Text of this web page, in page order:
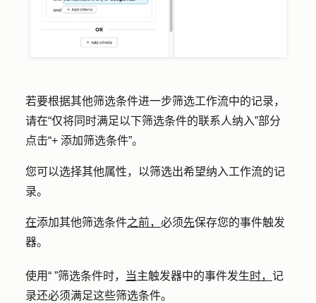
若要根据其他筛选条件进一步筛选工作流中的记录，
请在“仅将同时满足以下筛选条件的联系人纳入”部分
点击“+ 添加筛选条件”。
您可以选择其他属性，以筛选出希望纳入工作流的记
录。
在添加其他筛选条件之前， 必须先保存您的事件触发
器。
使用“ ”筛选条件时， 当主触发器中的事件发生时， 记
录还必须满足这些筛选条件。